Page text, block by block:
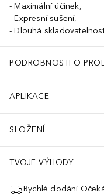
Maximální účinek,
Expresní sušení,
Dlouhá
PODROBNOSTI O
APLIKACE
SLOŽENÍ
TVOJE VÝHODY
Rychlé dodání